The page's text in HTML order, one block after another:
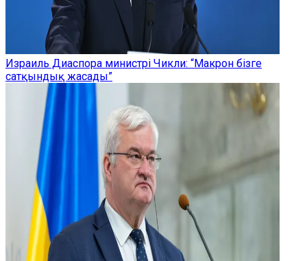
Израиль Диаспора министрі Чикли: “Макрон бізге
сатқындық жасады”